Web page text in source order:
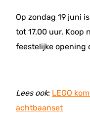
Op zondag 19 juni
tot 17.00 uur. Koop
feestelijke opening
Lees ook: LEGO
achtbaanset